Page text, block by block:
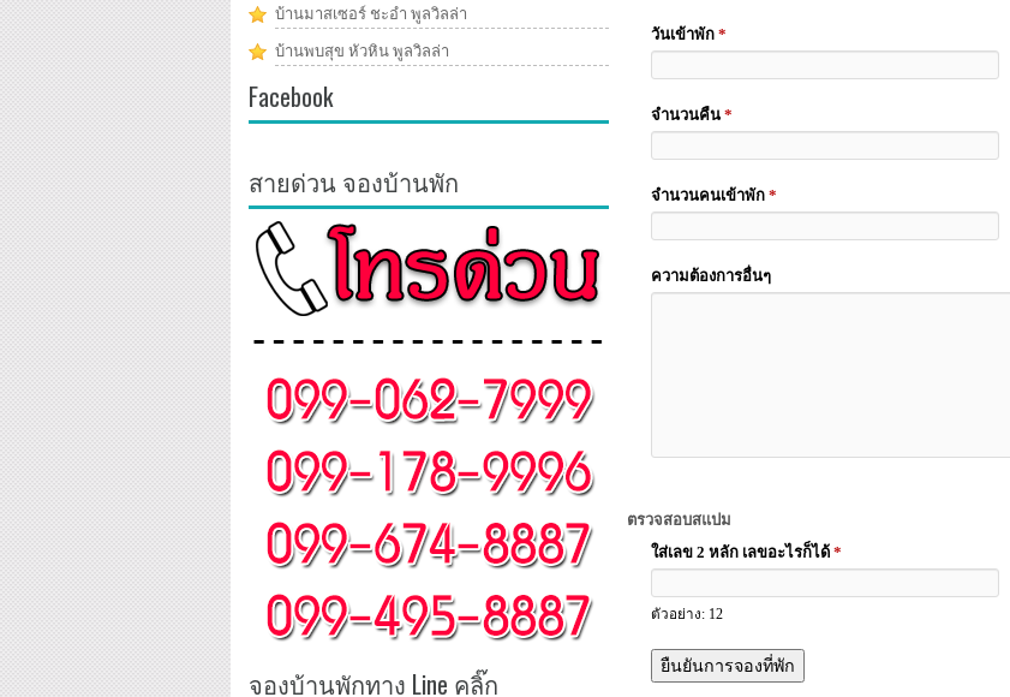
วันเข้าพัก *
จำนวนคืน *
จำนวนคนเข้าพัก *
ความต้องการอื่นๆ
ตรวจสอบสแปม
ใส่เลข 2 หลัก เลขอะไรก็ได้ *
ตัวอย่าง: 12
บ้านมาสเซอร์ ชะอำ พูลวิลล่า
บ้านพบสุข หัวหิน พูลวิลล่า
Facebook
สายด่วน จองบ้านพัก
จองบ้านพักทาง Line คลิ๊ก